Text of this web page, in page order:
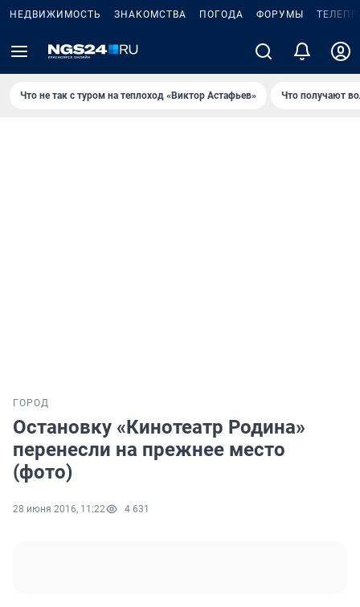
НЕДВИЖИМОСТЬ ЗНАКОМСТВА ПОГОДА ФОРУМЫ
Что не так с туром на теплоход «Виктор Астафьев» Что получают
ГОРОД
Остановку «Кинотеатр Родина»
перенесли на прежнее место
(фото)
28 июня 2016, 11:22 4 631